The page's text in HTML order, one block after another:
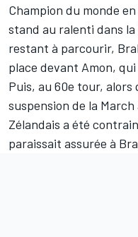
Champion du monde
stand au ralenti dans
restant à parcourir,
place devant Amon,
Puis, au 60e tour,
suspension de la
Zélandais a été
paraissait assurée à